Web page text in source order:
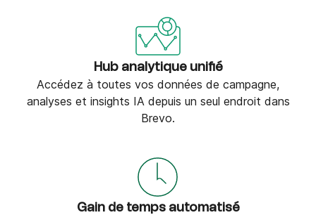
Hub analytique unifié
Accédez à toutes vos données de campagne,
analyses et insights IA depuis un seul endroit dans
Brevo.
Gain de temps automatisé